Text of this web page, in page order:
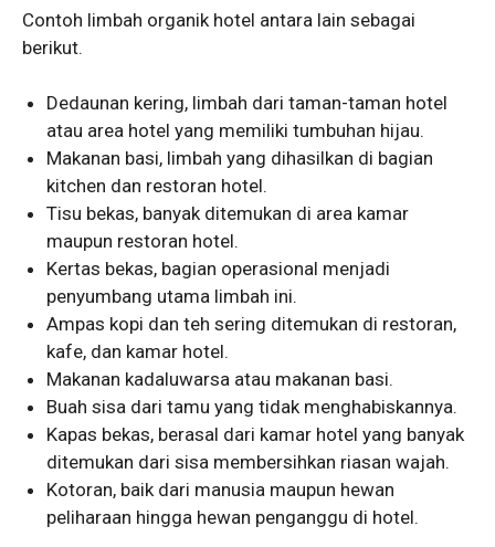
Contoh limbah organik hotel antara lain sebagai
berikut.
Dedaunan kering, limbah dari taman-taman hotel
atau area hotel yang memiliki tumbuhan hijau.
Makanan basi, limbah yang dihasilkan di bagian
kitchen dan restoran hotel.
Tisu bekas, banyak ditemukan di area kamar
maupun restoran hotel.
Kertas bekas, bagian operasional menjadi
penyumbang utama limbah ini.
Ampas kopi dan teh sering ditemukan di restoran,
kafe, dan kamar hotel.
Makanan kadaluwarsa atau makanan basi.
Buah sisa dari tamu yang tidak menghabiskannya.
Kapas bekas, berasal dari kamar hotel yang banyak
ditemukan dari sisa membersihkan riasan wajah.
Kotoran, baik dari manusia maupun hewan
peliharaan hingga hewan penganggu di hotel.